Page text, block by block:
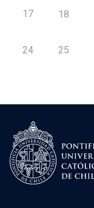
17 18
24 25